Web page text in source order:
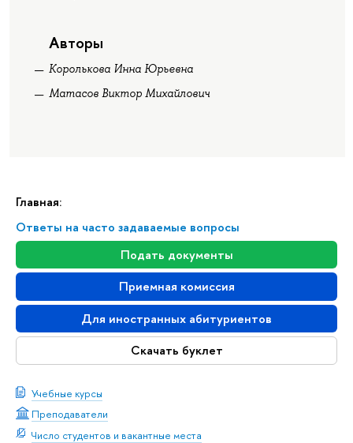
Главная:
Ответы на часто задаваемые вопросы
Подать документы
Приемная комиссия
Для иностранных абитуриентов
Скачать буклет
Учебные курсы
Преподаватели
Число студентов и вакантные места
Авторы
Королькова Инна Юрьевна
Матасов Виктор Михайлович